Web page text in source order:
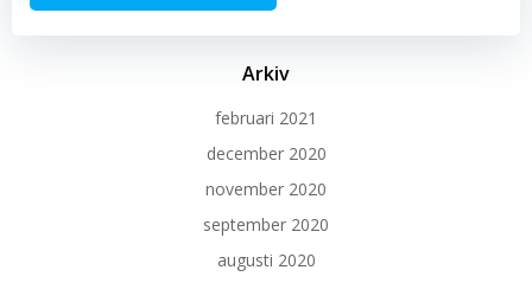
Arkiv
februari 2021
december 2020
november 2020
september 2020
augusti 2020